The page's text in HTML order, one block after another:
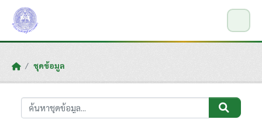
Skip to main content
ชุดข้อมูล